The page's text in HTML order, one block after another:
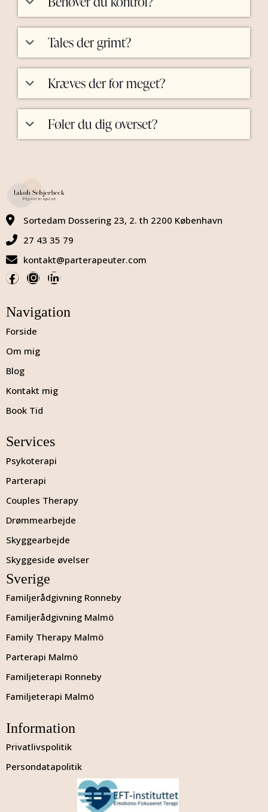
Tales der grimt?
Kræves der for meget?
Føler du dig overset?
Sortedam Dossering 23, 2. th 2200 København
27 43 35 79
kontakt@parterapeuter.com
Navigation
Forside
Om mig
Blog
Kontakt mig
Book Tid
Services
Psykoterapi
Parterapi
Couples Therapy
Drømmearbejde
Skyggearbejde
Skyggeside øvelser
Sverige
Familjerådgivning Ronneby
Familjerådgivning Malmö
Family Therapy Malmö
Parterapi Malmö
Familjeterapi Ronneby
Familjeterapi Malmö
Information
Privatlivspolitik
Persondatapolitik